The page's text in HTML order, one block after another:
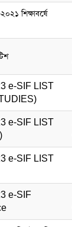
শিক্ষাবর্ষে
e-SIF LIST
e-SIF LIST
e-SIF LIST
e-SIF